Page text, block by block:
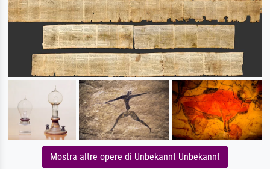
Mostra altre opere di Unbekannt Unbekannt